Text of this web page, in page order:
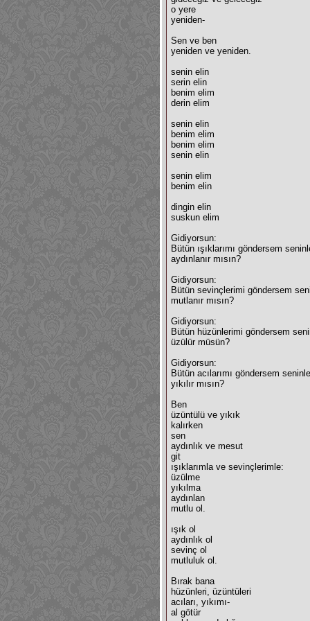
o yere
yeniden-
Sen ve ben
yeniden ve yeniden.
senin elin
serin elin
benim elim
derin elim
senin elin
benim elim
benim elim
senin elin
senin elim
benim elin
dingin elin
suskun elim
Gidiyorsun:
Bütün ışıklarımı göndersem
aydınlanır mısın?
Gidiyorsun:
Bütün sevinçlerimi göndersem
mutlanır mısın?
Gidiyorsun:
Bütün hüzünlerimi göndersem
üzülür müsün?
Gidiyorsun:
Bütün acılarımı göndersem seninle
yıkılır mısın?
Ben
üzüntülü ve yıkık
kalırken
sen
aydınlık ve mesut
git
ışıklarımla ve sevinçlerimle:
üzülme
yıkılma
aydınlan
mutlu ol.
ışık ol
aydınlık ol
sevinç ol
mutluluk ol.
Bırak bana
hüzünleri, üzüntüleri
acıları, yıkımı-
al götür